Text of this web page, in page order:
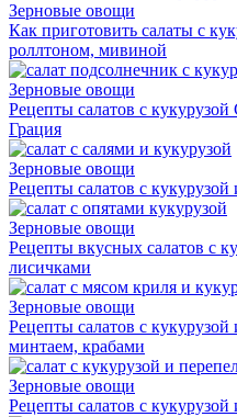
Зерновые овощи
Как приготовить салаты с
роллтоном, мивиной
Зерновые овощи
Рецепты салатов с
Грация
Зерновые овощи
Рецепты салатов с
Зерновые овощи
Рецепты вкусных салатов с
лисичками
Зерновые овощи
Рецепты салатов с
минтаем, крабами
Зерновые овощи
Рецепты салатов с кукурузой